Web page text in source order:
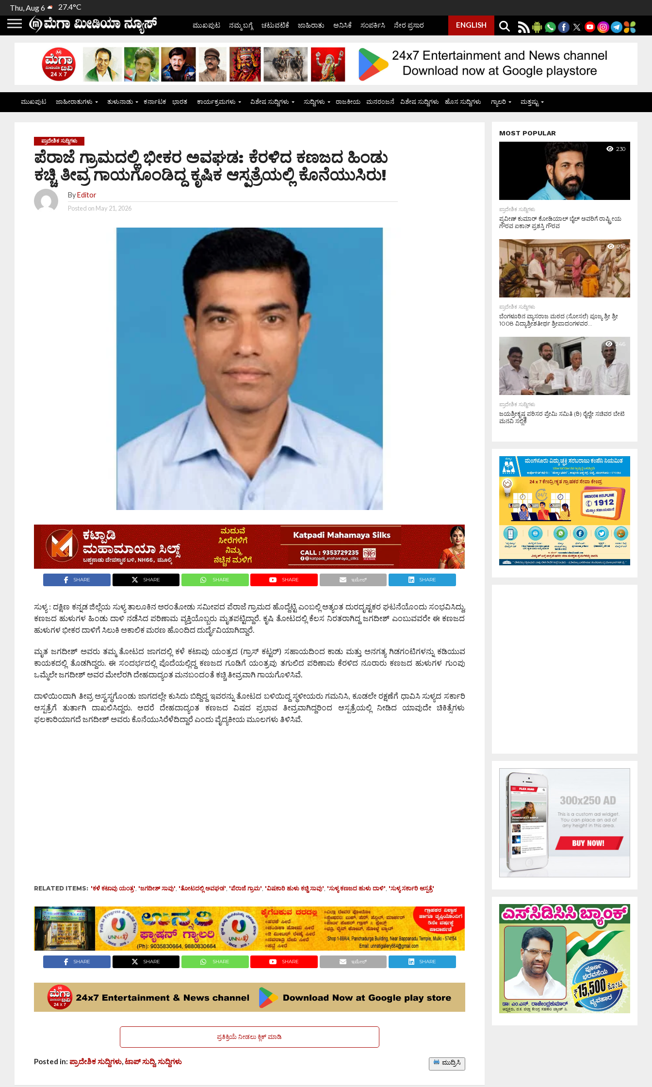
Thu, Aug 6 27.4°C
ಮುಖಪುಟ ನಮ್ಮ ಬಗ್ಗೆ ಚಟುವಟಿಕೆ ಜಾಹಿರಾತು ಅನಿಸಿಕೆ ಸಂಪರ್ಕಿಸಿ ನೇರ ಪ್ರಸಾರ ENGLISH
ಮುಖಪುಟ ಜಾಹೀರಾತುಗಳು ತುಳುನಾಡು ಕರ್ನಾಟಕ ಭಾರತ ಕಾರ್ಯಕ್ರಮಗಳು ವಿಶೇಷ ಸುದ್ದಿಗಳು ಸುದ್ದಿಗಳು ರಾಜಕೀಯ ಮನರಂಜನೆ ವಿಶೇಷ ಸುದ್ದಿಗಳು ಹೊಸ ಸುದ್ದಿಗಳು ಗ್ಯಾಲರಿ ಮತ್ತಷ್ಟು
ಪ್ರಾದೇಶಿಕ ಸುದ್ದಿಗಳು
ಪೆರಾಜೆ ಗ್ರಾಮದಲ್ಲಿ ಭೀಕರ ಅವಘಡ: ಕೆರಳಿದ ಕಣಜದ ಹಿಂಡು
ಕಚ್ಚಿ ತೀವ್ರ ಗಾಯಗೊಂಡಿದ್ದ ಕೃಷಿಕ ಆಸ್ಪತ್ರೆಯಲ್ಲಿ ಕೊನೆಯುಸಿರು!
By Editor
Posted on May 21, 2026
SHARE SHARE SHARE SHARE ಇಮೇಲ್ SHARE
ಸುಳ್ಯ : ದಕ್ಷಿಣ ಕನ್ನಡ ಜಿಲ್ಲೆಯ ಸುಳ್ಯ ತಾಲೂಕಿನ ಅರಂತೋಡು ಸಮೀಪದ ಪೆರಾಜೆ ಗ್ರಾಮದ ಹೊದ್ದೆಟ್ಟಿ ಎಂಬಲ್ಲಿ ಅತ್ಯಂತ ದುರದೃಷ್ಟಕರ ಘಟನೆಯೊಂದು ಸಂಭವಿಸಿದ್ದು,
ಕಣಜದ ಹುಳುಗಳ ಹಿಂಡು ದಾಳಿ ನಡೆಸಿದ ಪರಿಣಾಮ ವ್ಯಕ್ತಿಯೊಬ್ಬರು ಮೃತಪಟ್ಟಿದ್ದಾರೆ. ಕೃಷಿ ತೋಟದಲ್ಲಿ ಕೆಲಸ ನಿರತರಾಗಿದ್ದ ಜಗದೀಶ್ ಎಂಬುವವರೇ ಈ ಕಣಜದ
ಹುಳುಗಳ ಭೀಕರ ದಾಳಿಗೆ ಸಿಲುಕಿ ಅಕಾಲಿಕ ಮರಣ ಹೊಂದಿದ ದುರ್ದೈವಿಯಾಗಿದ್ದಾರೆ.
ಮೃತ ಜಗದೀಶ್ ಅವರು ತಮ್ಮ ತೋಟದ ಜಾಗದಲ್ಲಿ ಕಳೆ ಕಟಾವು ಯಂತ್ರದ (ಗ್ರಾಸ್ ಕಟ್ಟರ್) ಸಹಾಯದಿಂದ ಕಾಡು ಮತ್ತು ಅನಗತ್ಯ ಗಿಡಗಂಟಿಗಳನ್ನು ಕಡಿಯುವ
ಕಾಯಕದಲ್ಲಿ ತೊಡಗಿದ್ದರು. ಈ ಸಂದರ್ಭದಲ್ಲಿ ಪೊದೆಯಲ್ಲಿದ್ದ ಕಣಜದ ಗೂಡಿಗೆ ಯಂತ್ರವು ತಗುಲಿದ ಪರಿಣಾಮ ಕೆರಳಿದ ನೂರಾರು ಕಣಜದ ಹುಳುಗಳ ಗುಂಪು
ಒಮ್ಮೆಲೇ ಜಗದೀಶ್ ಅವರ ಮೇಲೆರಗಿ ದೇಹದಾದ್ಯಂತ ಮನಬಂದಂತೆ ಕಚ್ಚಿ ತೀವ್ರವಾಗಿ ಗಾಯಗೊಳಿಸಿವೆ.
ದಾಳಿಯಿಂದಾಗಿ ತೀವ್ರ ಅಸ್ವಸ್ಥಗೊಂಡು ಜಾಗದಲ್ಲೇ ಕುಸಿದು ಬಿದ್ದಿದ್ದ ಇವರನ್ನು ತೋಟದ ಬಳಿಯಿದ್ದ ಸ್ಥಳೀಯರು ಗಮನಿಸಿ, ಕೂಡಲೇ ರಕ್ಷಣೆಗೆ ಧಾವಿಸಿ ಸುಳ್ಯದ ಸರ್ಕಾರಿ
ಆಸ್ಪತ್ರೆಗೆ ತುರ್ತಾಗಿ ದಾಖಲಿಸಿದ್ದರು. ಆದರೆ ದೇಹದಾದ್ಯಂತ ಕಣಜದ ವಿಷದ ಪ್ರಭಾವ ತೀವ್ರವಾಗಿದ್ದರಿಂದ ಆಸ್ಪತ್ರೆಯಲ್ಲಿ ನೀಡಿದ ಯಾವುದೇ ಚಿಕಿತ್ಸೆಗಳು
ಫಲಕಾರಿಯಾಗದೆ ಜಗದೀಶ್ ಅವರು ಕೊನೆಯುಸಿರೆಳೆದಿದ್ದಾರೆ ಎಂದು ವೈದ್ಯಕೀಯ ಮೂಲಗಳು ತಿಳಿಸಿವೆ.
RELATED ITEMS: 'ಕಳೆ ಕಟಾವು ಯಂತ್ರ' 'ಜಗದೀಶ್ ಸಾವು' 'ತೋಟದಲ್ಲಿ ಅವಘಡ' 'ಪೆರಾಜೆ ಗ್ರಾಮ' 'ವಿಷಕಾರಿ ಹುಳು ಕಚ್ಚಿ ಸಾವು' 'ಸುಳ್ಯ ಕಣಜದ ಹುಳು ದಾಳಿ' 'ಸುಳ್ಯ ಸರ್ಕಾರಿ ಆಸ್ಪತ್ರೆ'
SHARE SHARE SHARE SHARE ಇಮೇಲ್ SHARE
ಪ್ರತಿಕ್ರಿಯೆ ನೀಡಲು ಕ್ಲಿಕ್ ಮಾಡಿ
Posted in:ಪ್ರಾದೇಶಿಕ ಸುದ್ದಿಗಳು,ಟಾಪ್ ಸುದ್ದಿ,ಸುದ್ದಿಗಳು ಮುದ್ರಿಸಿ
MOST POPULAR
230
ಪ್ರಾದೇಶಿಕ ಸುದ್ದಿಗಳು
ಪ್ರವೀಣ್ ಕುಮಾರ್ ಕೋಡಿಯಾಲ್ ಬೈಲ್ ಅವರಿಗೆ ರಾಷ್ಟ್ರೀಯ
ಗೌರವ ಐಕಾನ್ ಪ್ರಶಸ್ತಿ ಗೌರವ
216
ಪ್ರಾದೇಶಿಕ ಸುದ್ದಿಗಳು
ಬೆಂಗಳೂರಿನ ವ್ಯಾಸರಾಜ ಮಠದ (ಸೋಸಲೆ) ಪೂಜ್ಯ ಶ್ರೀ ಶ್ರೀ
1008 ವಿದ್ಯಾಶ್ರೀಶತೀರ್ಥ ಶ್ರೀಪಾದಂಗಳವರ...
246
ಪ್ರಾದೇಶಿಕ ಸುದ್ದಿಗಳು
ಜಯಶ್ರೀಕೃಷ್ಣ ಪರಿಸರ ಪ್ರೇಮಿ ಸಮಿತಿ (ರಿ) ರೈಲ್ವೇ ಸಚಿವರ ಬೇಟಿ
ಮನವಿ ಸಲ್ಲಿಕೆ